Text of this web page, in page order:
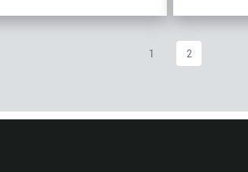
1 2
43
880